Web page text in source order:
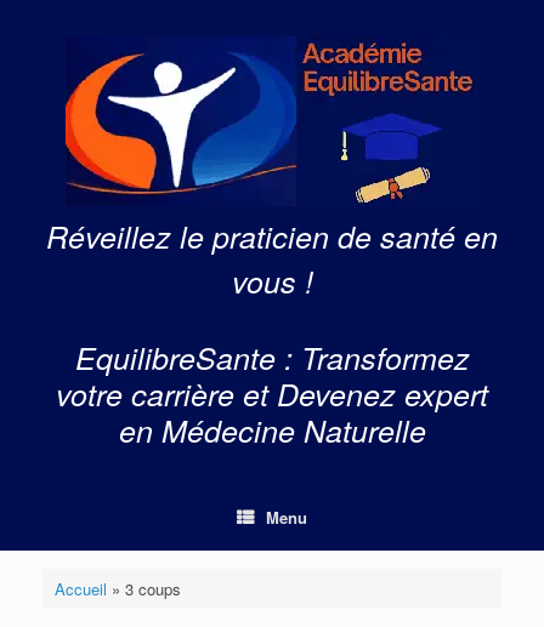
Réveillez le praticien de santé en
vous !
EquilibreSante : Transformez
votre carrière et Devenez expert
en Médecine Naturelle
Menu
Accueil » 3 coups